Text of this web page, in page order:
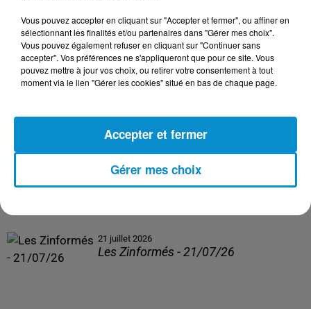
23 juillet 2026
Les Zinformés - 23/07/26
21 juillet 2026
Les Zinformés - 21/07/26
Vous pouvez accepter en cliquant sur "Accepter et fermer", ou affiner en
sélectionnant les finalités et/ou partenaires dans "Gérer mes choix".
Vous pouvez également refuser en cliquant sur "Continuer sans
accepter". Vos préférences ne s'appliqueront que pour ce site. Vous
pouvez mettre à jour vos choix, ou retirer votre consentement à tout
moment via le lien "Gérer les cookies" situé en bas de chaque page.
Gérer mes choix
Accepter et fermer